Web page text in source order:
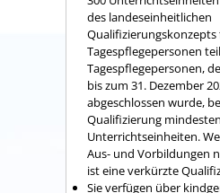
des landeseinheitlichen
Qualifizierungskonzepts
Tagespflegepersonen
Tagespflegepersonen,
bis zum 31. Dezember
abgeschlossen wurde,
Qualifizierung
Unterrichtseinheiten.
Aus- und Vorbildungen
ist eine verkürzte
Sie verfügen über